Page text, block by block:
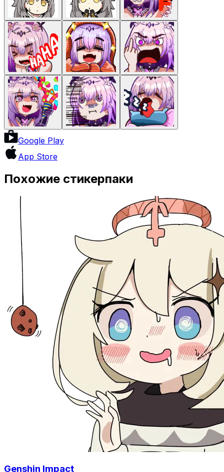
Google Play
App Store
Похожие стикерпаки
Genshin Impact